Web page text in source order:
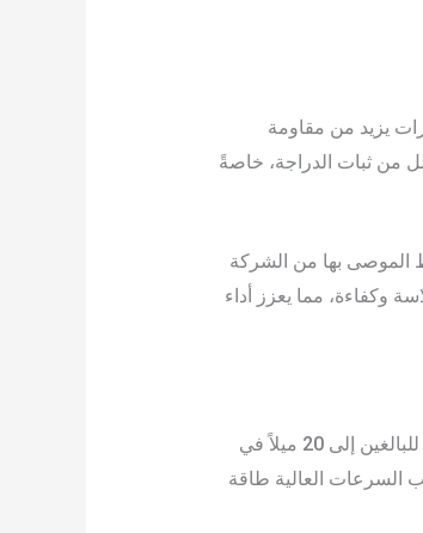
يزيد من مقاومة
من ثبات الدراجة، خاصةً
الموصى بها من الشركة
وكفاءة، مما يعزز أداء
من أكثر الطرق فعالية للحفاظ على عمر البطارية تجنب السرعات الزائدة. فبينما تصل سرعة الدراجات ثلاثية العجلات الكهربائية للبالغين إلى 20 ميلاً في
بشكل ملحوظ. تتطلب السرعات العالية طاقة